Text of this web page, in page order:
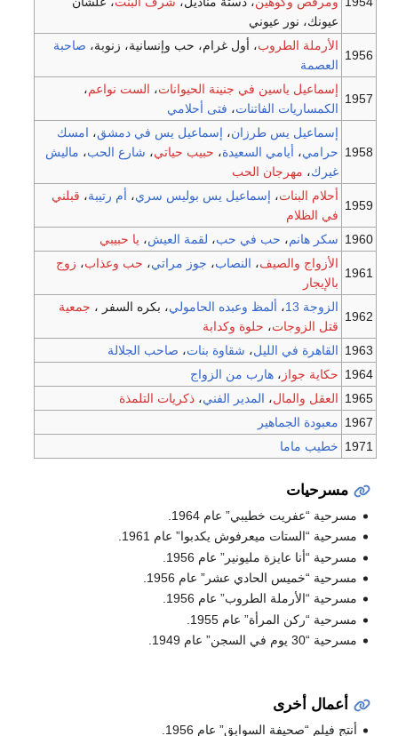
عيونك، نور عيوني
1956
الأرملة الطروب، أول غرام، حب وإنسانية، زنوبة، صاحبة
العصمة
1957
إسماعيل ياسين في جنينة الحيوانات، الست نواعم،
الكمساريات الفاتنات، فتى أحلامي
1958
إسماعيل يس طرزان، إسماعيل يس في دمشق، امسك
حرامي، أيامي السعيدة، حبيب حياتي، شارع الحب، ماليش
غيرك، مهرجان الحب
1959
أحلام البنات، إسماعيل يس بوليس سري، أم رتيبة، قبلني
في الظلام
1960 سكر هانم، حب في حب، لقمة العيش، يا حبيبي
1961
الأزواج والصيف، النصاب، جوز مراتي، حب وعذاب، زوج
بالإيجار
1962
الزوجة 13 ، ألمظ وعبده الحامولي، بكره السفر ، جمعية
قتل الزوجات، حلوة وكدابة
1963 القاهرة في الليل، شقاوة بنات، صاحب الجلالة
1964 حكاية جواز ، هارب من الزواج
1965 العقل والمال، المدير الفني، ذكريات التلمذة
1967 معبودة الجماهير
1971 خطيب ماما
مسرحيات
مسرحية “عفريت خطيبي” عام 1964.
مسرحية “الستات ميعرفوش يكدبوا” عام 1961.
مسرحية “أنا عايزة مليونير” عام 1956.
مسرحية “خميس الحادي عشر” عام 1956.
مسرحية “الأرملة الطروب” عام 1956.
مسرحية “ركن المرأة” عام 1955.
مسرحية “30 يوم في السجن” عام 1949.
أعمال أخرى
أنتج فيلم “صحيفة السوابق” عام 1956.